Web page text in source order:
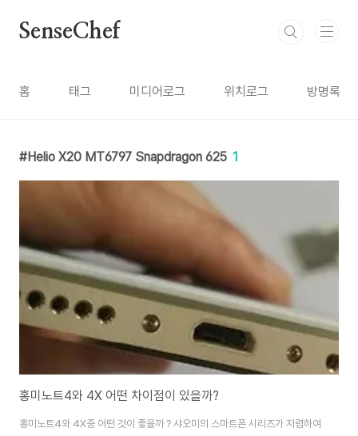
SenseChef
홈 태그 미디어로그 위치로그 방명록
Helio X20 MT6797 Snapdragon 625 1
홍미노트4와 4X 어떤 차이점이 있을까?
홍미노트4와 4X중 어떤 것이 좋을까 ? 샤오미의 스마트폰 시리즈가 저렴하여